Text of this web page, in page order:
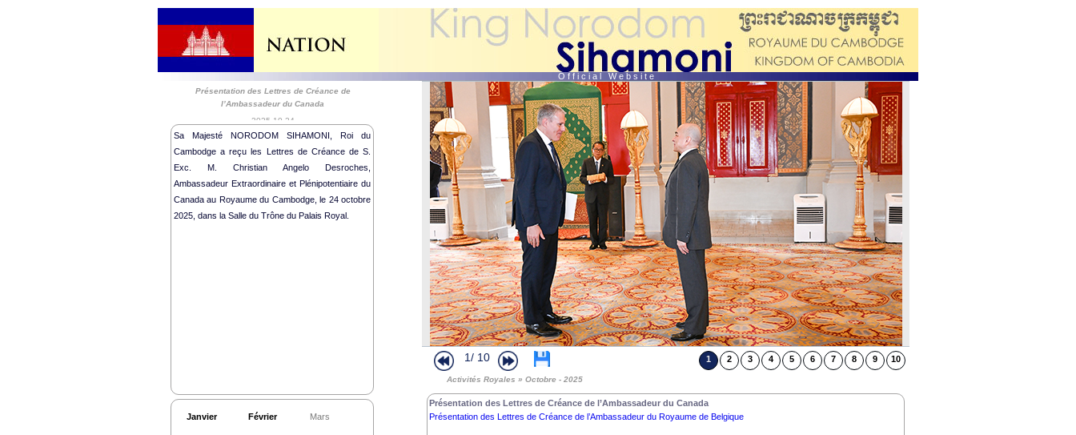
O f f i c i a l W e b s i t e
Présentation des Lettres de Créance de
l’Ambassadeur du Canada
2025-10-24
Sa Majesté NORODOM SIHAMONI, Roi du
Cambodge a reçu les Lettres de Créance de S.
Exc. M. Christian Angelo Desroches,
Ambassadeur Extraordinaire et Plénipotentiaire du
Canada au Royaume du Cambodge, le 24 octobre
2025, dans la Salle du Trône du Palais Royal.
Janvier Février Mars
1/ 10 1 2 3 4 5 6 7 8 9 10
Activités Royales » Octobre - 2025
Présentation des Lettres de Créance de l’Ambassadeur du Canada
Présentation des Lettres de Créance de l’Ambassadeur du Royaume de Belgique